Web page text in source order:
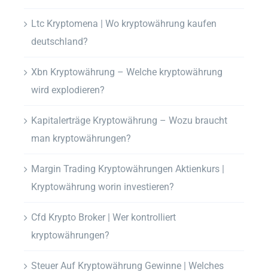
Ltc Kryptomena | Wo kryptowährung kaufen
deutschland?
Xbn Kryptowährung – Welche kryptowährung
wird explodieren?
Kapitalerträge Kryptowährung – Wozu braucht
man kryptowährungen?
Margin Trading Kryptowährungen Aktienkurs |
Kryptowährung worin investieren?
Cfd Krypto Broker | Wer kontrolliert
kryptowährungen?
Steuer Auf Kryptowährung Gewinne | Welches